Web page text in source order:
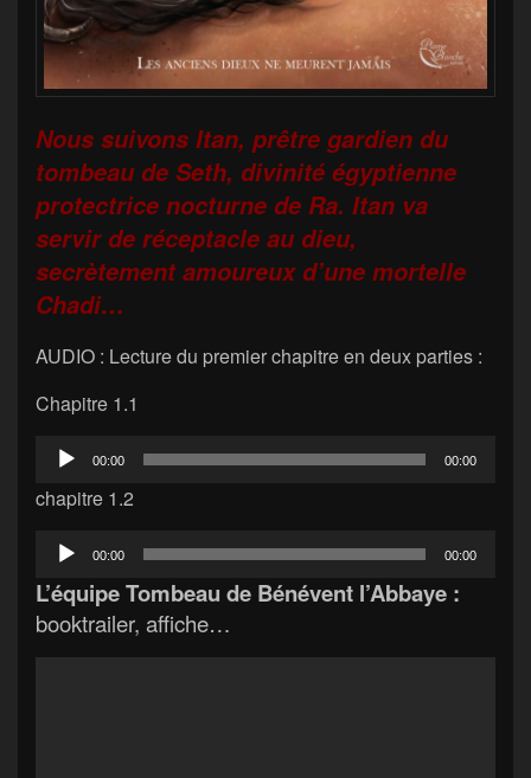
Nous suivons Itan, prêtre gardien du
tombeau de Seth, divinité égyptienne
protectrice nocturne de Ra. Itan va
servir de réceptacle au dieu,
secrètement amoureux d’une mortelle
Chadi…
AUDIO : Lecture du premier chapitre en deux parties :
Chapitre 1.1
Lecteur
00:00 00:00
chapitre 1.2
Lecteur
00:00 00:00
L’équipe Tombeau de Bénévent l’Abbaye :
booktrailer, affiche…